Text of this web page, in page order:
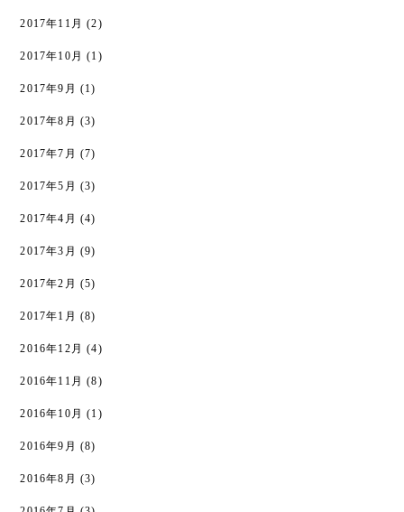
2017年11月 (2)
2017年10月 (1)
2017年9月 (1)
2017年8月 (3)
2017年7月 (7)
2017年5月 (3)
2017年4月 (4)
2017年3月 (9)
2017年2月 (5)
2017年1月 (8)
2016年12月 (4)
2016年11月 (8)
2016年10月 (1)
2016年9月 (8)
2016年8月 (3)